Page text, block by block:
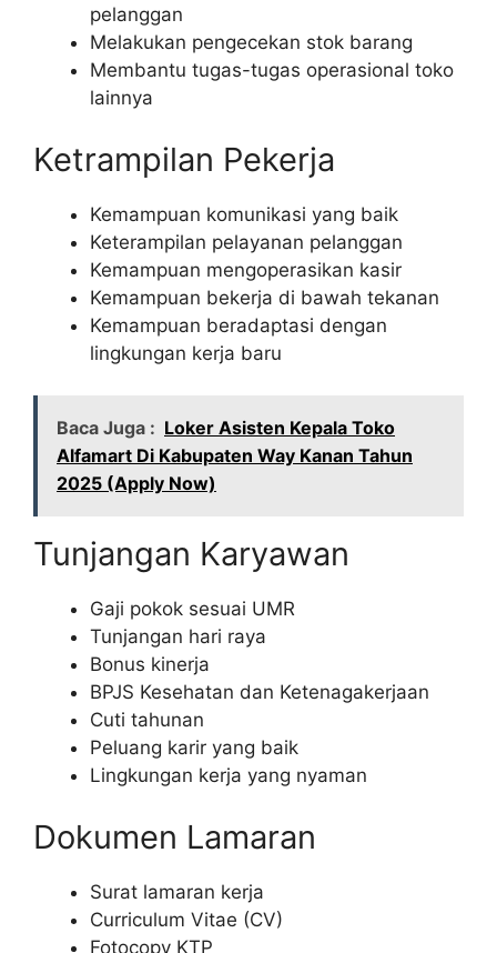
pelanggan
Melakukan pengecekan stok barang
Membantu tugas-tugas operasional toko
lainnya
Ketrampilan Pekerja
Kemampuan komunikasi yang baik
Keterampilan pelayanan pelanggan
Kemampuan mengoperasikan kasir
Kemampuan bekerja di bawah tekanan
Kemampuan beradaptasi dengan
lingkungan kerja baru
Baca Juga : Loker Asisten Kepala Toko
Alfamart Di Kabupaten Way Kanan Tahun
2025 (Apply Now)
Tunjangan Karyawan
Gaji pokok sesuai UMR
Tunjangan hari raya
Bonus kinerja
BPJS Kesehatan dan Ketenagakerjaan
Cuti tahunan
Peluang karir yang baik
Lingkungan kerja yang nyaman
Dokumen Lamaran
Surat lamaran kerja
Curriculum Vitae (CV)
Fotocopy KTP